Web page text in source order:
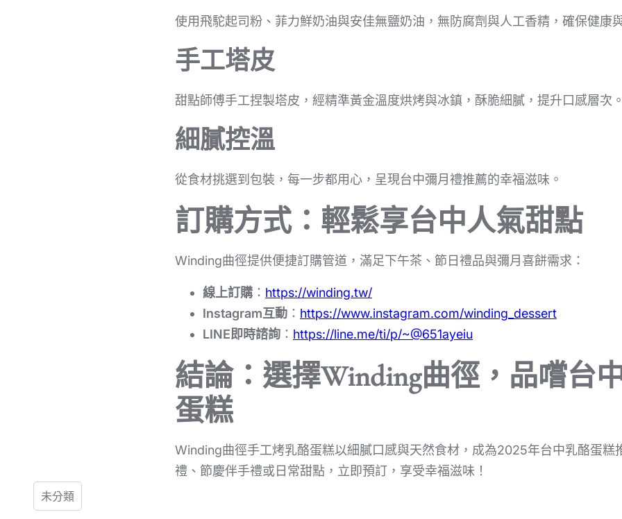
使用飛駝起司粉、菲力鮮奶油與安佳無鹽奶油，無防腐劑與人工香精，確保健康
手工塔皮
甜點師傅手工捏製塔皮，經精準黃金溫度烘烤與冰鎮，酥脆細膩，提升口感層次。
細膩控溫
從食材挑選到包裝，每一步都用心，呈現台中彌月禮推薦的幸福滋味。
訂購方式：輕鬆享台中人氣甜點
Winding曲徑提供便捷訂購管道，滿足下午茶、節日禮品與彌月喜餅需求：
線上訂購 ： https://winding.tw/
Instagram互動 ： https://www.instagram.com/winding_dessert
LINE即時諮詢 ： https://line.me/ti/p/~@651ayeiu
結論：選擇Winding曲徑，品嚐台
蛋糕
Winding曲徑手工烤乳酪蛋糕以細膩口感與天然食材，成為2025年台中乳酪蛋糕
禮、節慶伴手禮或日常甜點，立即預訂，享受幸福滋味！
未分類